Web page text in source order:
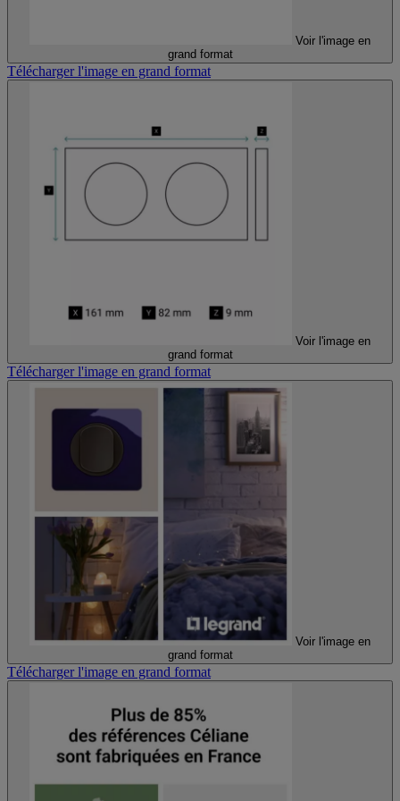
Voir l'image en
grand format
Télécharger l'image en grand format
Voir l'image en
grand format
Télécharger l'image en grand format
Voir l'image en
grand format
Télécharger l'image en grand format